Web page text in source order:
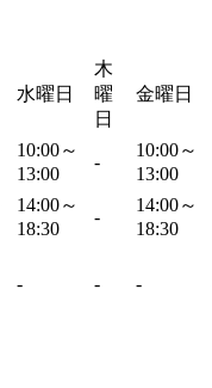
水曜日
木
曜
日
金曜日
10:00～
13:00
-
10:00～
13:00
14:00～
18:30
-
14:00～
18:30
- - -